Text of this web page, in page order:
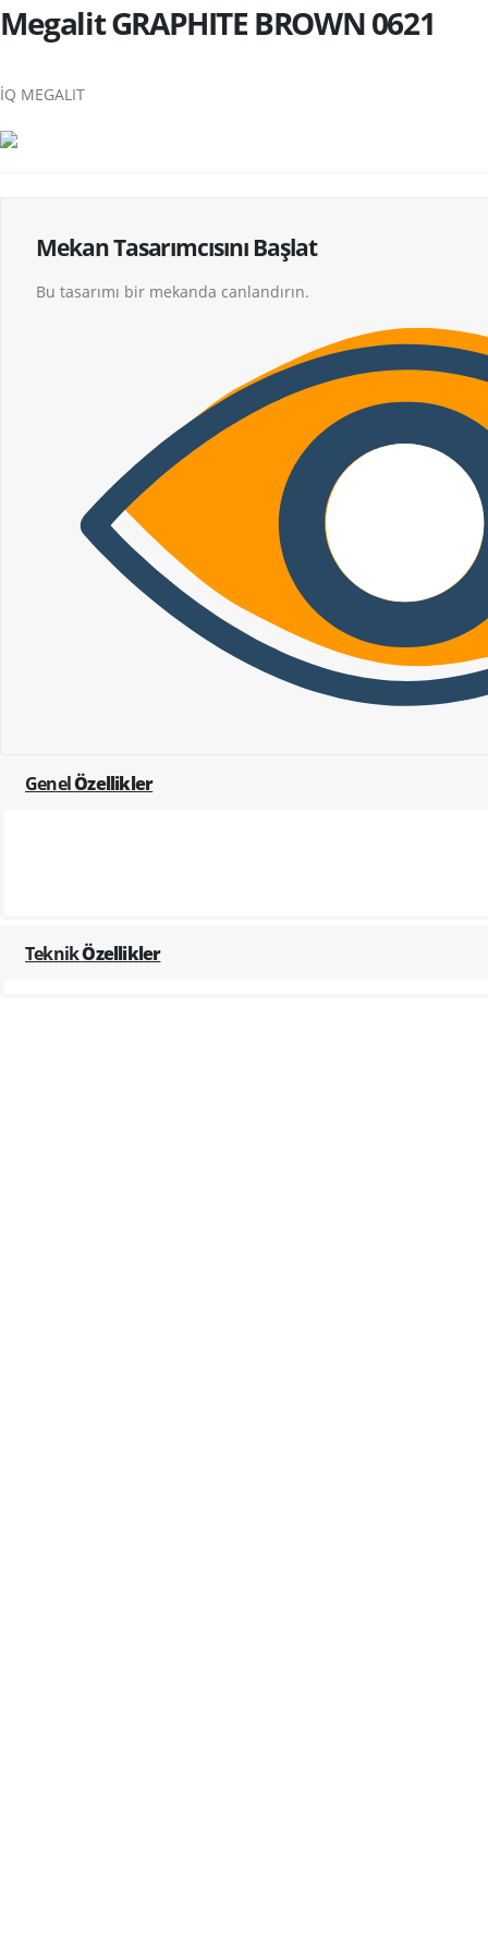
Megalit GRAPHITE BROWN 0621
İQ MEGALIT
Mekan Tasarımcısını Başlat
Bu tasarımı bir mekanda canlandırın.
GenelÖzellikler
TeknikÖzellikler